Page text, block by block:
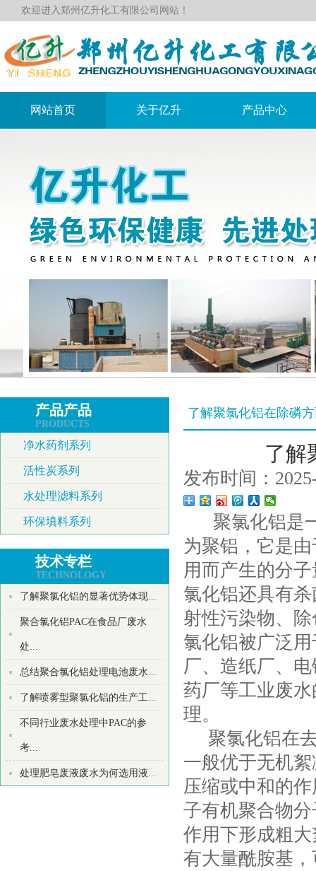
欢迎进入郑州亿升化工有限公司网站！
网站首页 关于亿升 产品中心
产品产品
PRODUCTS
净水药剂系列
活性炭系列
水处理滤料系列
环保填料系列
技术专栏
TECHNOLOGY
了解聚氯化铝的显著优势体现...
聚合氯化铝PAC在食品厂废水
处...
总结聚合氯化铝处理电池废水...
了解喷雾型聚氯化铝的生产工...
不同行业废水处理中PAC的参
考...
处理肥皂废液废水为何选用液...
了解聚氯化铝在除磷
了解
发布时间：
聚氯化铝是一
为聚铝，它是
用而产生的分
氯化铝还具有
射性污染物、
氯化铝被广泛
厂、造纸厂、
药厂等工业废
理。
聚氯化铝在去
一般优于无机
压缩或中和的
子有机聚合物
作用下形成粗
有大量酰胺基